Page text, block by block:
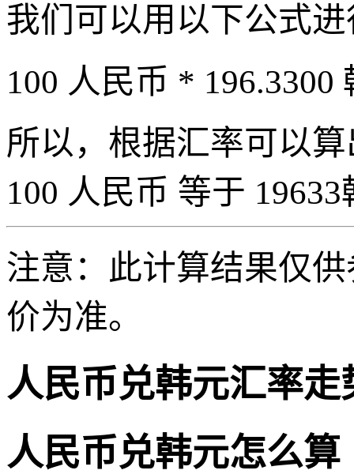
我们可以用以下公式
100 人民币 * 196.3300
所以，根据汇率可以
100 人民币 等于
注意：此计算结果仅
价为准。
人民币兑韩元汇率走
人民币兑韩元怎么算